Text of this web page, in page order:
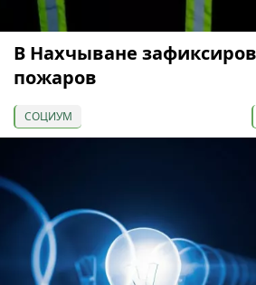
В Нахчыване
пожаров
СОЦИУМ